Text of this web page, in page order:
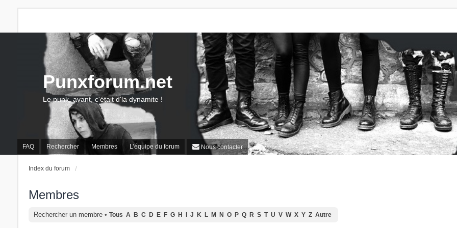
FAQ Rechercher Membres L’équipe du forum Nous contacter
Punxforum.net
Le punk, avant, c'était d'la dynamite !
Index du forum
Membres
Rechercher un membre• Tous A B C D E F G H J K L M N O P Q R S T U V W X Y Z Autre